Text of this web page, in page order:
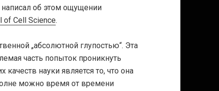
об этом ощущении
of Cell Science.
„абсолютной глупостью“. Эта
часть попыток проникнуть
науки является то, что она
можно время от времени